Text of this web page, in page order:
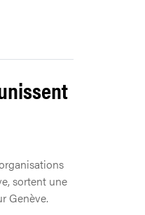
sortent une
Genève.